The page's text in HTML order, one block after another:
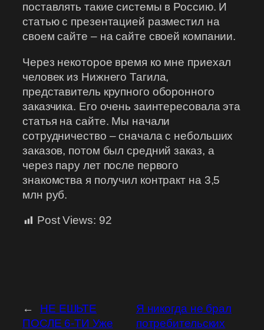
поставлять такие системы в Россию. И
статью с презентацией разместил на
своем сайте – на сайте своей компании.
Через некоторое время ко мне приехал
человек из Нижнего Тагила,
представитель крупного оборонного
заказчика. Его очень заинтересовала эта
статья на сайте. Мы начали
сотрудничество – сначала с небольших
заказов, потом был средний заказ, а
через пару лет после первого
знакомства я получил контракт на 3,5
млн руб.
Post Views: 92
←
НЕ ЕШЬТЕ
ПОСЛЕ 6-ТИ Уже
Я никогда не брал
потребительских